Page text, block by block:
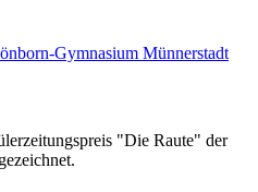
Gymnasium Münnerstadt
"Die Raute" der